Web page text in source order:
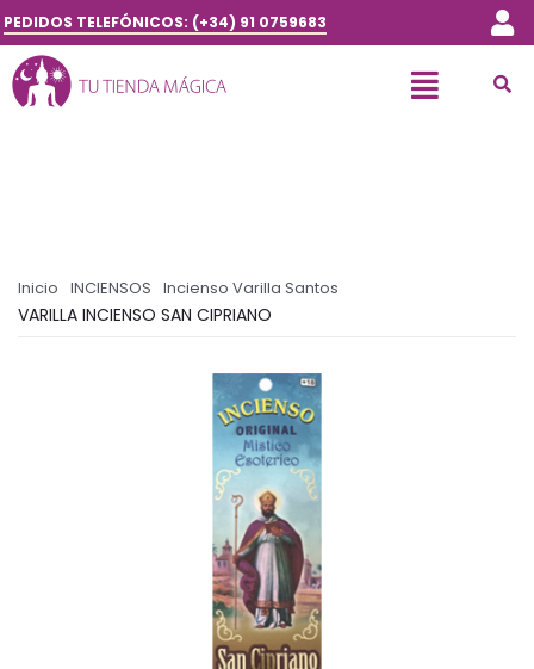
PEDIDOS TELEFÓNICOS: (+34) 91 0759683
Inicio INCIENSOS Incienso Varilla Santos
VARILLA INCIENSO SAN CIPRIANO